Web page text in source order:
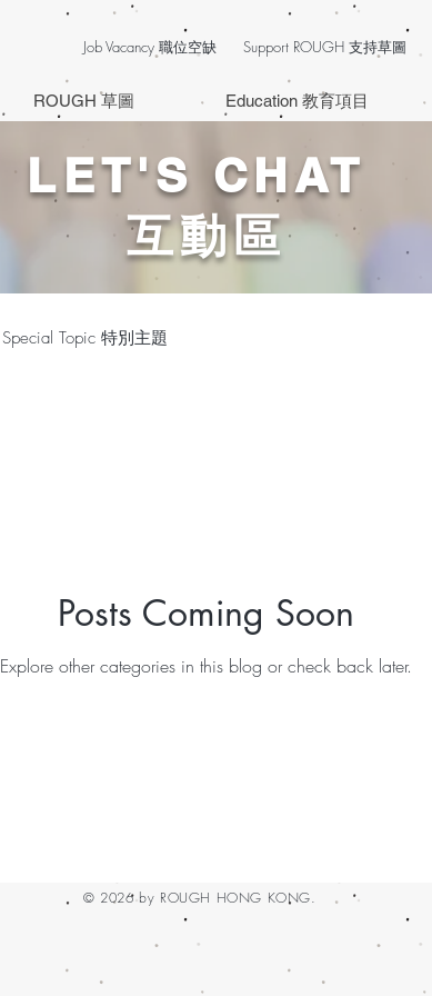
ROUGH 草圖 Education 教育項目
Job Vacancy 職位空缺 Support ROUGH 支持草圖
LET'S CHAT
互動區
Special Topic 特別主題
Posts Coming Soon
Explore other categories in this blog or check back later.
© 2026 by ROUGH HONG KONG.